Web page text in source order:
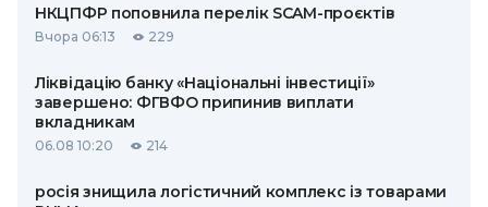
НКЦПФР поповнила перелік SCAM-проєктів
Вчора 06:13 229
Ліквідацію банку «Національні інвестиції»
завершено: ФГВФО припинив виплати
вкладникам
06.08 10:20 214
росія знищила логістичний комплекс із товарами